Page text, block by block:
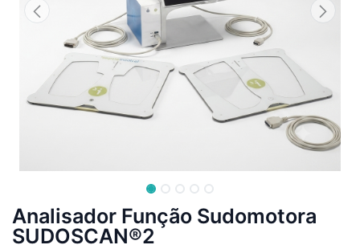
Analisador Função Sudomotora
SUDOSCAN®2